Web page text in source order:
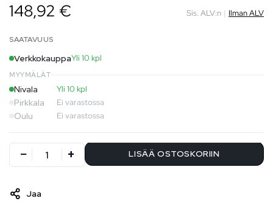
148,92 € Sis. ALV:n | Ilman ALV
SAATAVUUS
VerkkokauppaYli 10 kpl
MYYMÄLÄT
Nivala Yli 10 kpl
Pirkkala Ei varastossa
Oulu Ei varastossa
LISÄÄ OSTOSKORIIN
Jaa